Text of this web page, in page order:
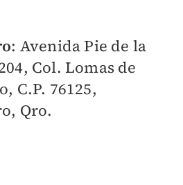
: Avenida Pie de la
Col. Lomas de
C.P. 76125,
Qro.